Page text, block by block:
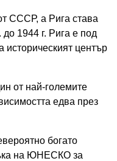
СССР, а Рига става
1944 г. Рига е под
център
от най-големите
едва през
богато
на ЮНЕСКО за